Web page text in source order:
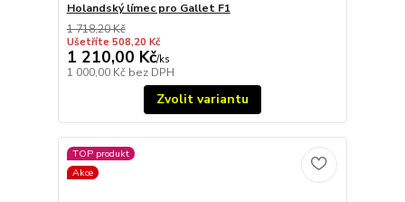
Holandský límec pro Gallet F1
1 718,20 Kč
Ušetříte 508,20 Kč
1 210,00 Kč/ks
1 000,00 Kč bez DPH
Zvolit variantu
TOP produkt
Akce